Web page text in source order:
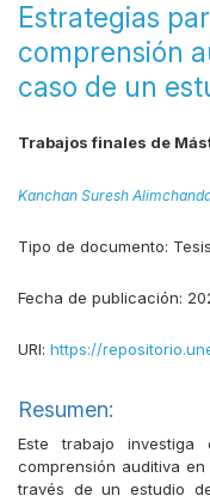
Estrategias
comprensión
caso de un
Trabajos finales de
Kanchan Suresh
Tipo de documento:
Fecha de publicación:
URI: https://
Resumen:
Este trabajo investiga
comprensión auditiva
través de un estudio